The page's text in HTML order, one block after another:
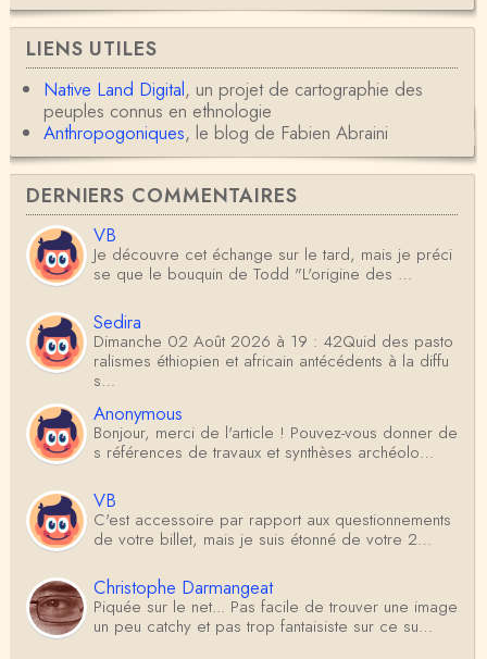
LIENS UTILES
Native Land Digital, un projet de cartographie des
peuples connus en ethnologie
Anthropogoniques, le blog de Fabien Abraini
DERNIERS COMMENTAIRES
VB
Je découvre cet échange sur le tard, mais je préci
se que le bouquin de Todd "L'origine des …
Sedira
Dimanche 02 Août 2026 à 19 : 42Quid des pasto
ralismes éthiopien et africain antécédents à la diffu
s…
Anonymous
Bonjour, merci de l'article ! Pouvez-vous donner de
s références de travaux et synthèses archéolo…
VB
C'est accessoire par rapport aux questionnements
de votre billet, mais je suis étonné de votre 2…
Christophe Darmangeat
Piquée sur le net... Pas facile de trouver une image
un peu catchy et pas trop fantaisiste sur ce su…